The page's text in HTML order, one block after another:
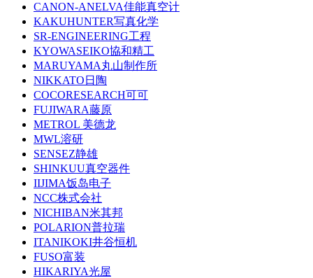
CANON-ANELVA佳能真空计
KAKUHUNTER写真化学
SR-ENGINEERING工程
KYOWASEIKO協和精工
MARUYAMA丸山制作所
NIKKATO日陶
COCORESEARCH可可
FUJIWARA藤原
METROL 美德龙
MWL溶研
SENSEZ静雄
SHINKUU真空器件
IIJIMA饭岛电子
NCC株式会社
NICHIBAN米其邦
POLARION普拉瑞
ITANIKOKI井谷恒机
FUSO富装
HIKARIYA光屋